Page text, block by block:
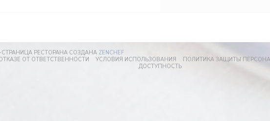
СТРАНИЦА РЕСТОРАНА СОЗДАНА ZENCHEF((ОТКРЫВАЕТСЯ В НОВОМ ОКНЕ))
ОТ ОТВЕТСТВЕННОСТИ((ОТКРЫВАЕТСЯ В НОВОМ ОКНЕ))
УСЛОВИЯ ИСПОЛЬЗОВАНИЯ((ОТКРЫВАЕТСЯ В НОВОМ ОКНЕ))
ПОЛИТИКА ЗАЩИТЫ
ДОСТУПНОСТЬ((ОТКРЫВАЕТСЯ В НОВОМ